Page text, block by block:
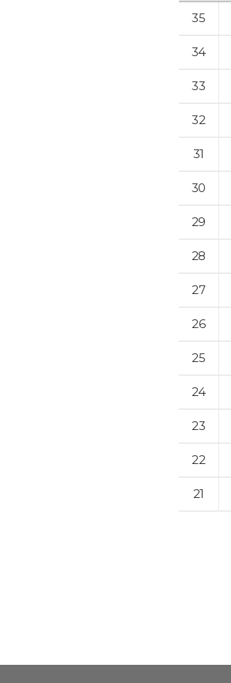
35
34
33
32
31
30
29
28
27
26
25
24
23
22
21